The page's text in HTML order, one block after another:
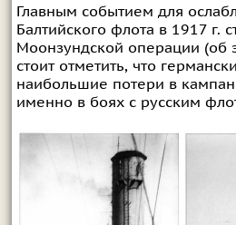
Главным событием для
Балтийского флота в 1917 г.
Моонзундской операции (об
стоит отметить, что
наибольшие потери в
именно в боях с русским